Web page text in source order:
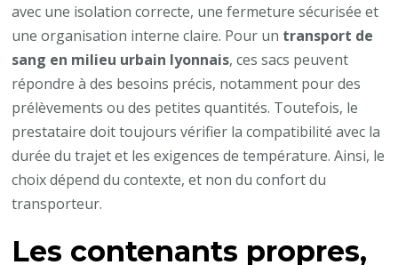
avec une isolation correcte, une fermeture sécurisée et
une organisation interne claire. Pour un transport de
sang en milieu urbain lyonnais, ces sacs peuvent
répondre à des besoins précis, notamment pour des
prélèvements ou des petites quantités. Toutefois, le
prestataire doit toujours vérifier la compatibilité avec la
durée du trajet et les exigences de température. Ainsi, le
choix dépend du contexte, et non du confort du
transporteur.
Les contenants propres,